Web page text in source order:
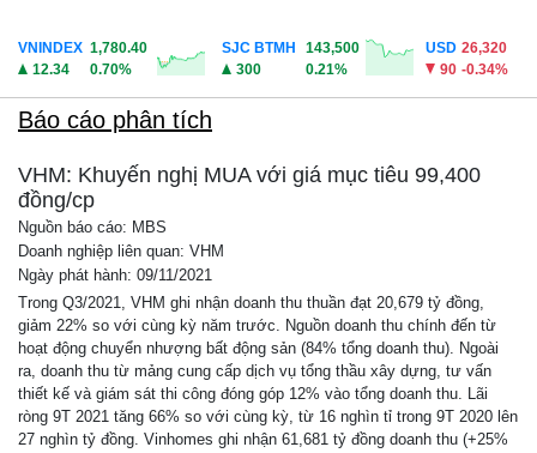
VNINDEX 1,780.40
12.34
0.70%
SJC BTMH
143,500
300
0.21%
USD 26,320
90 -0.34%
Báo cáo phân tích
VHM: Khuyến nghị MUA với giá mục tiêu 99,400
đồng/cp
Nguồn báo cáo: MBS
Doanh nghiệp liên quan: VHM
Ngày phát hành: 09/11/2021
Trong Q3/2021, VHM ghi nhận doanh thu thuần đạt 20,679 tỷ đồng,
giảm 22% so với cùng kỳ năm trước. Nguồn doanh thu chính đến từ
hoạt động chuyển nhượng bất động sản (84% tổng doanh thu). Ngoài
ra, doanh thu từ mảng cung cấp dịch vụ tổng thầu xây dựng, tư vấn
thiết kế và giám sát thi công đóng góp 12% vào tổng doanh thu. Lãi
ròng 9T 2021 tăng 66% so với cùng kỳ, từ 16 nghìn tỉ trong 9T 2020 lên
27 nghìn tỷ đồng. Vinhomes ghi nhận 61,681 tỷ đồng doanh thu (+25%